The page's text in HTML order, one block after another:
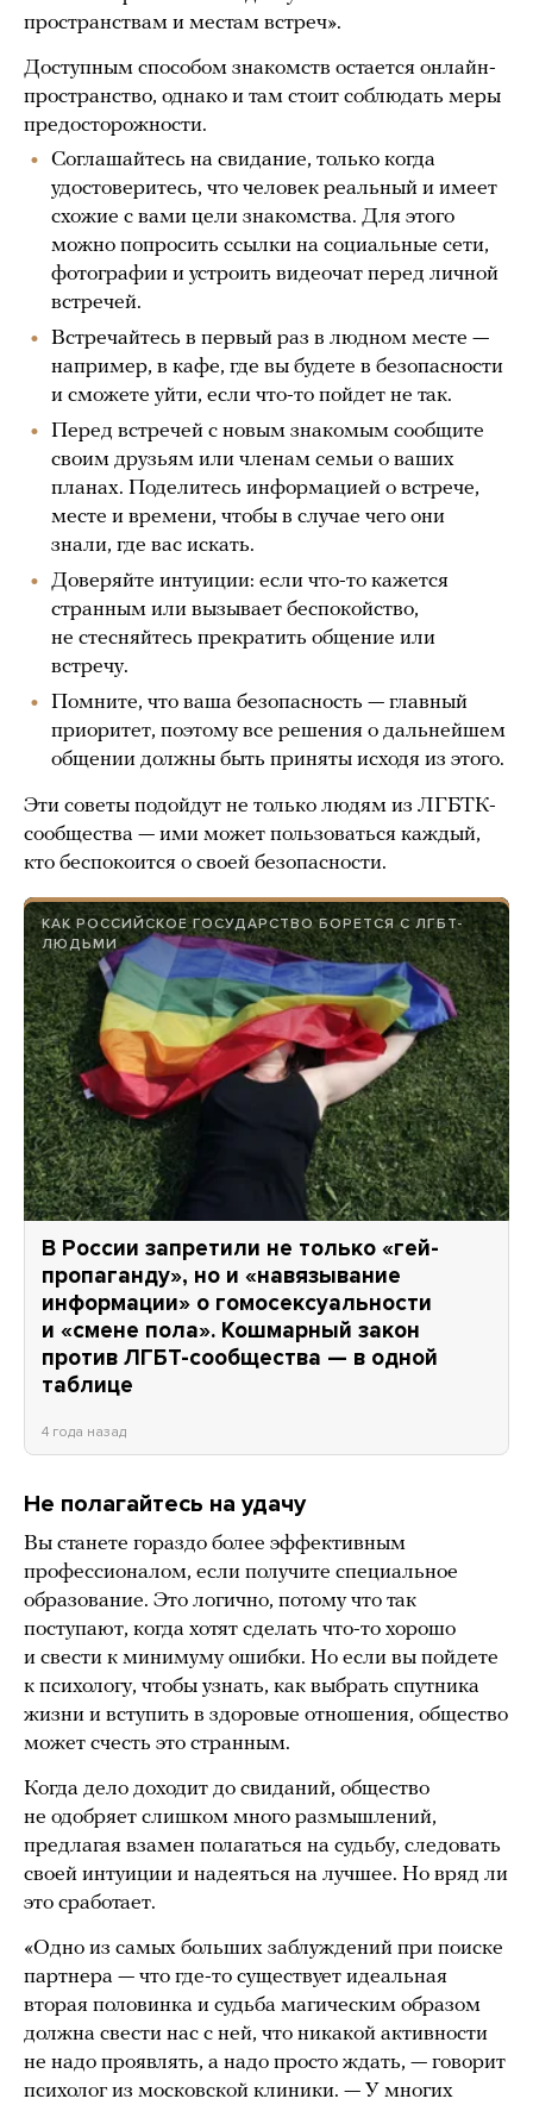
пространствам и местам встреч».
Доступным способом знакомств остается онлайн-
пространство, однако и там стоит соблюдать меры
предосторожности.
Соглашайтесь на свидание, только когда
удостоверитесь, что человек реальный и имеет
схожие с вами цели знакомства. Для этого
можно попросить ссылки на социальные сети,
фотографии и устроить видеочат перед личной
встречей.
Встречайтесь в первый раз в людном месте —
например, в кафе, где вы будете в безопасности
и сможете уйти, если что-то пойдет не так.
Перед встречей с новым знакомым сообщите
своим друзьям или членам семьи о ваших
планах. Поделитесь информацией о встрече,
месте и времени, чтобы в случае чего они
знали, где вас искать.
Доверяйте интуиции: если что-то кажется
странным или вызывает беспокойство,
не стесняйтесь прекратить общение или
встречу.
Помните, что ваша безопасность — главный
приоритет, поэтому все решения о дальнейшем
общении должны быть приняты исходя из этого.
Эти советы подойдут не только людям из ЛГБТК-
сообщества — ими может пользоваться каждый,
кто беспокоится о своей безопасности.
КАК РОССИЙСКОЕ ГОСУДАРСТВО БОРЕТСЯ С ЛГБТ-
ЛЮДЬМИ
В России запретили не только «гей-
пропаганду», но и «навязывание
информации» о гомосексуальности
и «смене пола». Кошмарный закон
против ЛГБТ-сообщества — в одной
таблице
4 года назад
Не полагайтесь на удачу
Вы станете гораздо более эффективным
профессионалом, если получите специальное
образование. Это логично, потому что так
поступают, когда хотят сделать что-то хорошо
и свести к минимуму ошибки. Но если вы пойдете
к психологу, чтобы узнать, как выбрать спутника
жизни и вступить в здоровые отношения, общество
может счесть это странным.
Когда дело доходит до свиданий, общество
не одобряет слишком много размышлений,
предлагая взамен полагаться на судьбу, следовать
своей интуиции и надеяться на лучшее. Но вряд ли
это сработает.
«Одно из самых больших заблуждений при поиске
партнера — что где-то существует идеальная
вторая половинка и судьба магическим образом
должна свести нас с ней, что никакой активности
не надо проявлять, а надо просто ждать, — говорит
психолог из московской клиники. — У многих